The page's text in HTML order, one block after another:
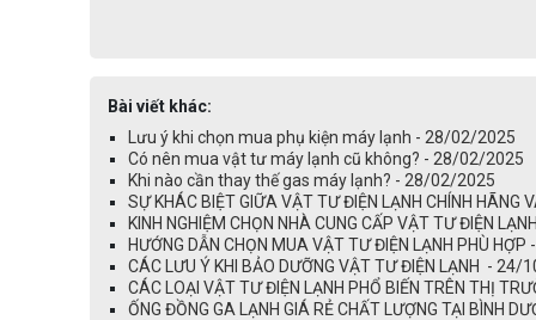
Bài viết khác:
Lưu ý khi chọn mua phụ kiện máy lạnh - 28/02/2025
Có nên mua vật tư máy lạnh cũ không? - 28/02/2025
Khi nào cần thay thế gas máy lạnh? - 28/02/2025
SỰ KHÁC BIỆT GIỮA VẬT TƯ ĐIỆN LẠNH CHÍNH HÃNG
KINH NGHIỆM CHỌN NHÀ CUNG CẤP VẬT TƯ ĐIỆN
HƯỚNG DẪN CHỌN MUA VẬT TƯ ĐIỆN LẠNH PHÙ
CÁC LƯU Ý KHI BẢO DƯỠNG VẬT TƯ ĐIỆN LẠNH - 24/
CÁC LOẠI VẬT TƯ ĐIỆN LẠNH PHỔ BIẾN TRÊN THỊ
ỐNG ĐỒNG GA LẠNH GIÁ RẺ CHẤT LƯỢNG TẠI BÌNH